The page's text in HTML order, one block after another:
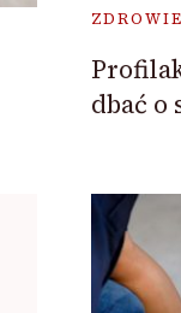
ZDROWIE
dbać o